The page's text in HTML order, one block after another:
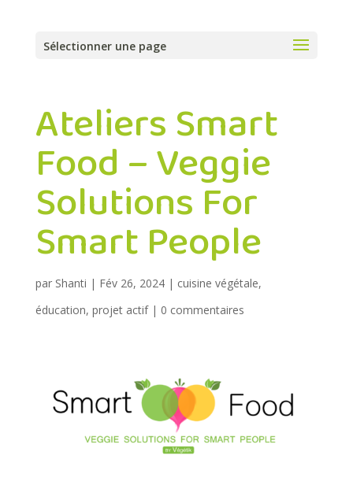
Sélectionner une page
Ateliers Smart
Food – Veggie
Solutions For
Smart People
par Shanti | Fév 26, 2024| cuisine végétale,
éducation, projet actif| 0 commentaires